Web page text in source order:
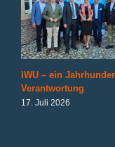
IWU – ein
Verantwortung
17. Juli 2026